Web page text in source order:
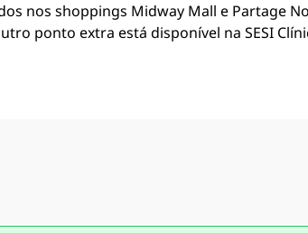
nos shoppings Midway Mall e Partage
ponto extra está disponível na SESI